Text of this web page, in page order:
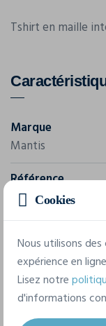
Tshirt en maille
Marque
Mantis
Référence
M2
220gr/m², 100%
3 tailles
Cookies
Nous utilisons
expérience en
Lisez notre
d'informations